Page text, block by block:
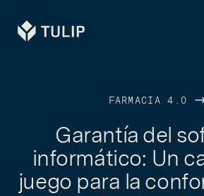
Tulip
FARMACIA 4.0
Garantía del
informático: Un
juego para la